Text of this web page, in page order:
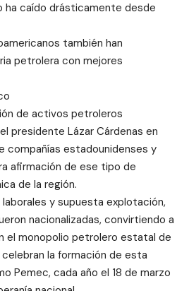
caído drásticamente desde
también han
petrolera con mejores
de activos petroleros
presidente Lázar Cárdenas en
compañías estadounidenses y
afirmación de ese tipo de
de la región.
y supuesta explotación,
nacionalizadas, convirtiendo a
el monopolio petrolero estatal de
la formación de esta
Pemec, cada año el 18 de marzo